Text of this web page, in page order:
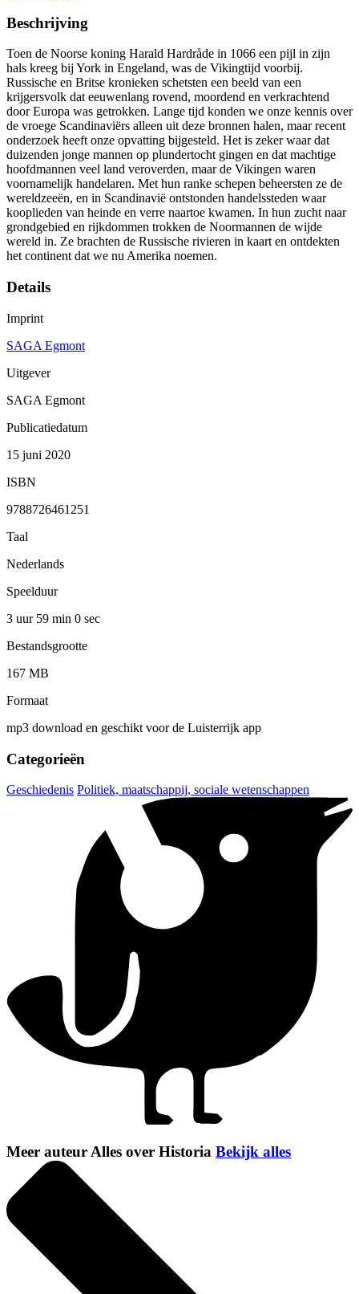
Beschrijving
Toen de Noorse koning Harald Hardråde in 1066 een pijl in zijn
hals kreeg bij York in Engeland, was de Vikingtijd voorbij.
Russische en Britse kronieken schetsten een beeld van een
krijgersvolk dat eeuwenlang rovend, moordend en verkrachtend
door Europa was getrokken. Lange tijd konden we onze kennis over
de vroege Scandinaviërs alleen uit deze bronnen halen, maar recent
onderzoek heeft onze opvatting bijgesteld. Het is zeker waar dat
duizenden jonge mannen op plundertocht gingen en dat machtige
hoofdmannen veel land veroverden, maar de Vikingen waren
voornamelijk handelaren. Met hun ranke schepen beheersten ze de
wereldzeeën, en in Scandinavië ontstonden handelssteden waar
kooplieden van heinde en verre naartoe kwamen. In hun zucht naar
grondgebied en rijkdommen trokken de Noormannen de wijde
wereld in. Ze brachten de Russische rivieren in kaart en ontdekten
het continent dat we nu Amerika noemen.
Details
Imprint
SAGA Egmont
Uitgever
SAGA Egmont
Publicatiedatum
15 juni 2020
ISBN
9788726461251
Taal
Nederlands
Speelduur
3 uur 59 min 0 sec
Bestandsgrootte
167 MB
Formaat
mp3 download en geschikt voor de Luisterrijk app
Categorieën
Geschiedenis Politiek, maatschappij, sociale wetenschappen
Meer auteur Alles over Historia Bekijk alles